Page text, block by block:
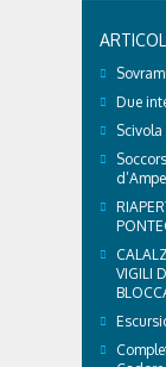
Due
VIGILI